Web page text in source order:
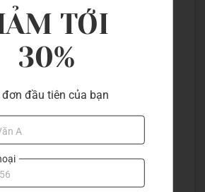
TỚI
30%
đầu tiên của bạn